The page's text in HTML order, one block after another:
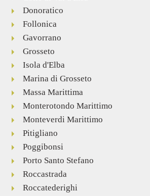
Donoratico
Follonica
Gavorrano
Grosseto
Isola d'Elba
Marina di Grosseto
Massa Marittima
Monterotondo Marittimo
Monteverdi Marittimo
Pitigliano
Poggibonsi
Porto Santo Stefano
Roccastrada
Roccatederighi